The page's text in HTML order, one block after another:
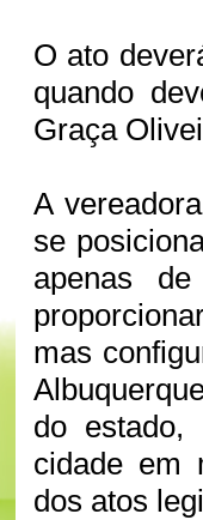
O ato
quando
Graça
A
se
apenas
mas
do
cidade em
dos atos